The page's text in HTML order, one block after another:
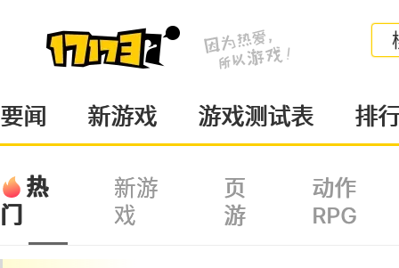
要闻 新游戏 游戏测试表 排
热
门
新游
戏
页
游
动作
RPG